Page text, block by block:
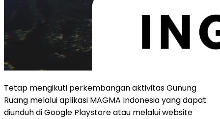
Tetap mengikuti perkembangan aktivitas Gunung
Ruang melalui aplikasi MAGMA Indonesia yang dapat
diunduh di Google Playstore atau melalui website